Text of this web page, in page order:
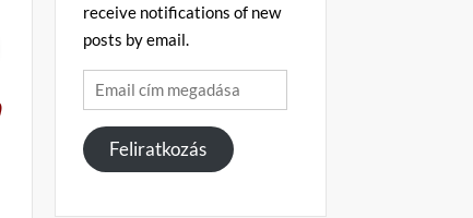
receive notifications of new
posts by email.
Email
cím
megadása
Feliratkozás